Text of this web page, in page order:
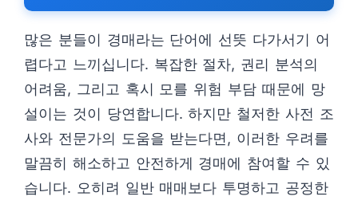
많은 분들이 경매라는 단어에 선뜻 다가서기 어
렵다고 느끼십니다. 복잡한 절차, 권리 분석의
어려움, 그리고 혹시 모를 위험 부담 때문에 망
설이는 것이 당연합니다. 하지만 철저한 사전 조
사와 전문가의 도움을 받는다면, 이러한 우려를
말끔히 해소하고 안전하게 경매에 참여할 수 있
습니다. 오히려 일반 매매보다 투명하고 공정한